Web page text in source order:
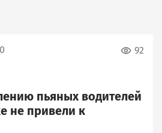
92
пьяных водителей
не привели к